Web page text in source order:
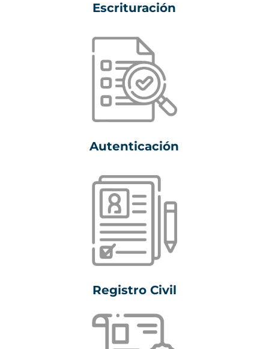
Escrituración
Autenticación
Registro Civil